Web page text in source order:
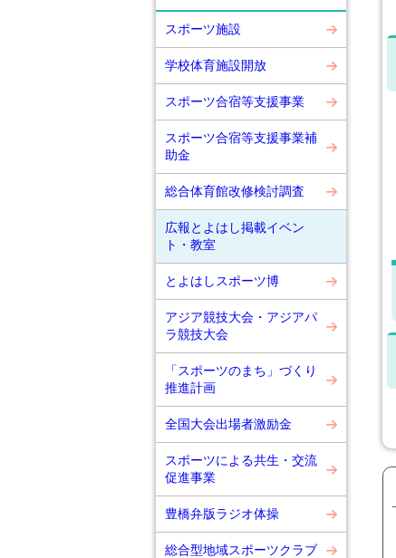
スポーツ施設
学校体育施設開放
スポーツ合宿等支援事業
スポーツ合宿等支援事業補
助金
総合体育館改修検討調査
広報とよはし掲載イベン
ト・教室
とよはしスポーツ博
アジア競技大会・アジアパ
ラ競技大会
「スポーツのまち」づくり
推進計画
全国大会出場者激励金
スポーツによる共生・交流
促進事業
豊橋弁版ラジオ体操
総合型地域スポーツクラブ